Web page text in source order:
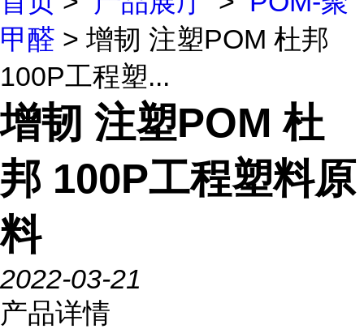
甲醛 > 增韧 注塑POM 杜邦
100P工程塑...
增韧 注塑POM 杜
邦 100P工程塑料原
料
2022-03-21
产品详情